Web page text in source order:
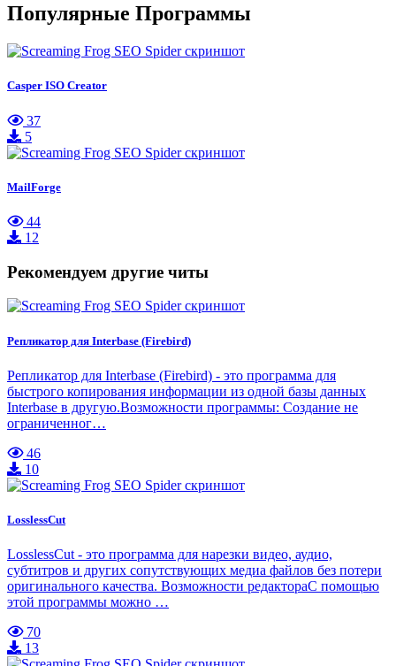
Популярные Программы
Casper ISO Creator
37
5
MailForge
44
12
Рекомендуем другие читы
Репликатор для Interbase (Firebird)
Репликатор для Interbase (Firebird) - это программа для
быстрого копирования информации из одной базы данных
Interbase в другую.Возможности программы: Создание не
ограниченног…
46
10
LosslessCut
LosslessCut - это программа для нарезки видео, аудио,
субтитров и других сопутствующих медиа файлов без потери
оригинального качества. Возможности редактораС помощью
этой программы можно …
70
13